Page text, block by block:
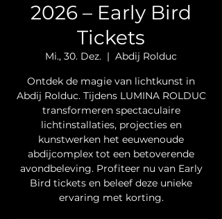
2026 – Early Bird
Tickets
Mi., 30. Dez.
  |
Abdij Rolduc
Ontdek de magie van lichtkunst in
Abdij Rolduc. Tijdens LUMINA ROLDUC
transformeren spectaculaire
lichtinstallaties, projecties en
kunstwerken het eeuwenoude
abdijcomplex tot een betoverende
avondbeleving. Profiteer nu van Early
Bird tickets en beleef deze unieke
ervaring met korting.